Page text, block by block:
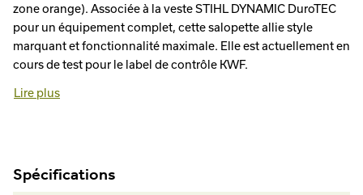
zone orange). Associée à la veste STIHL DYNAMIC DuroTEC
pour un équipement complet, cette salopette allie style
marquant et fonctionnalité maximale. Elle est actuellement en
cours de test pour le label de contrôle KWF.
Lire plus
Spécifications